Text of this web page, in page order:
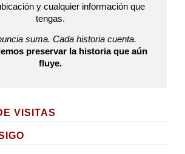
y cualquier información que
tengas.
suma. Cada historia cuenta.
preservar la historia que aún
fluye.
VISITAS